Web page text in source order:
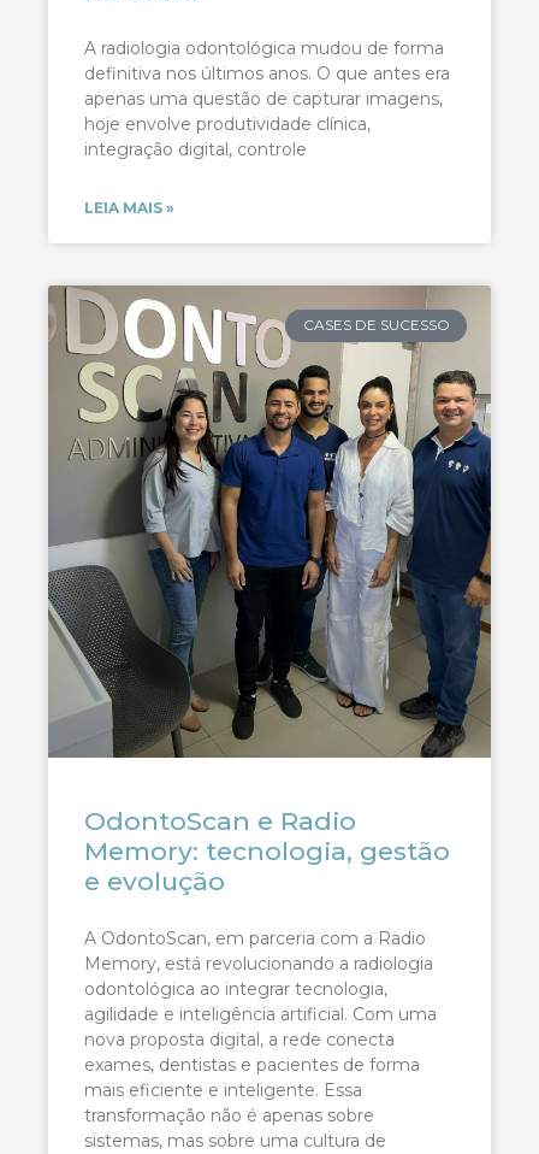
A radiologia odontológica mudou de forma
definitiva nos últimos anos. O que antes era
apenas uma questão de capturar imagens,
hoje envolve produtividade clínica,
integração digital, controle
LEIA MAIS »
CASES DE SUCESSO
OdontoScan e Radio
Memory: tecnologia, gestão
e evolução
A OdontoScan, em parceria com a Radio
Memory, está revolucionando a radiologia
odontológica ao integrar tecnologia,
agilidade e inteligência artificial. Com uma
nova proposta digital, a rede conecta
exames, dentistas e pacientes de forma
mais eficiente e inteligente. Essa
transformação não é apenas sobre
sistemas, mas sobre uma cultura de